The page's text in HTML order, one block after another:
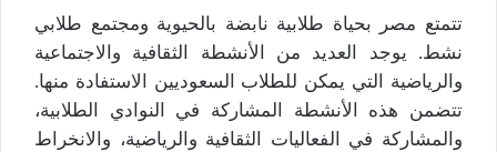
تتمتع مصر بحياة طلابية نابضة بالحيوية ومجتمع طلابي
نشط. يوجد العديد من الأنشطة الثقافية والاجتماعية
والرياضية التي يمكن للطلاب السعوديين الاستفادة منها.
تتضمن هذه الأنشطة المشاركة في النوادي الطلابية،
والمشاركة في الفعاليات الثقافية والرياضية، والانخراط